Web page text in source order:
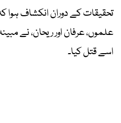
علموں، عرفان اور ریحان، نے
اسے قتل کیا۔